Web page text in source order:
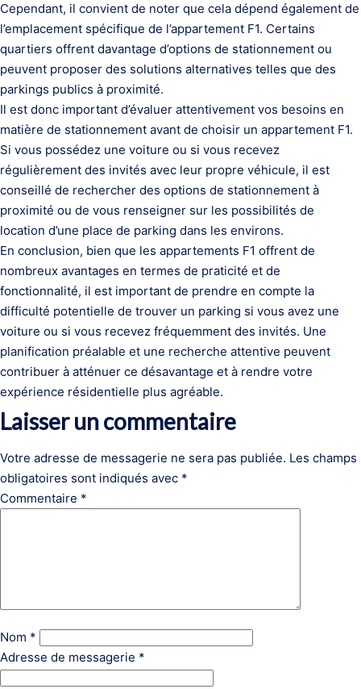
Cependant, il convient de noter que cela dépend également de
l’emplacement spécifique de l’appartement F1. Certains
quartiers offrent davantage d’options de stationnement ou
peuvent proposer des solutions alternatives telles que des
parkings publics à proximité.
Il est donc important d’évaluer attentivement vos besoins en
matière de stationnement avant de choisir un appartement F1.
Si vous possédez une voiture ou si vous recevez
régulièrement des invités avec leur propre véhicule, il est
conseillé de rechercher des options de stationnement à
proximité ou de vous renseigner sur les possibilités de
location d’une place de parking dans les environs.
En conclusion, bien que les appartements F1 offrent de
nombreux avantages en termes de praticité et de
fonctionnalité, il est important de prendre en compte la
difficulté potentielle de trouver un parking si vous avez une
voiture ou si vous recevez fréquemment des invités. Une
planification préalable et une recherche attentive peuvent
contribuer à atténuer ce désavantage et à rendre votre
expérience résidentielle plus agréable.
Laisser un commentaire
Votre adresse de messagerie ne sera pas publiée. Les champs
obligatoires sont indiqués avec *
Commentaire *
Nom *
Adresse de messagerie *